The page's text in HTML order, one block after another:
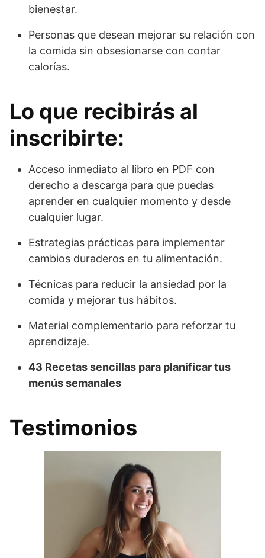
bienestar.
Personas que desean mejorar su relación con
la comida sin obsesionarse con contar
calorías.
Lo que recibirás al
inscribirte:
Acceso inmediato al libro en PDF con
derecho a descarga para que puedas
aprender en cualquier momento y desde
cualquier lugar.
Estrategias prácticas para implementar
cambios duraderos en tu alimentación.
Técnicas para reducir la ansiedad por la
comida y mejorar tus hábitos.
Material complementario para reforzar tu
aprendizaje.
43 Recetas sencillas para planificar tus
menús semanales
Testimonios